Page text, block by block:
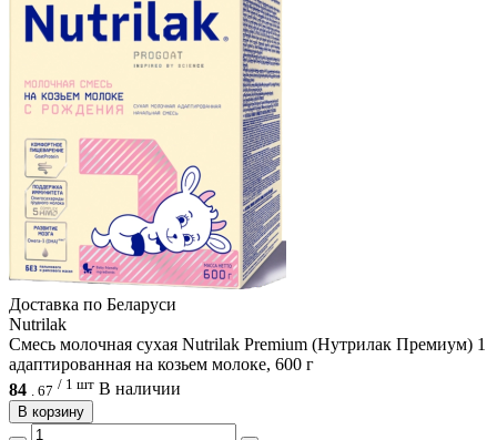
Доcтавка по Беларуси
Nutrilak
Смесь молочная сухая Nutrilak Premium (Нутрилак Премиум) 1
адаптированная на козьем молоке, 600 г
84
67 / 1 шт В наличии
В корзину